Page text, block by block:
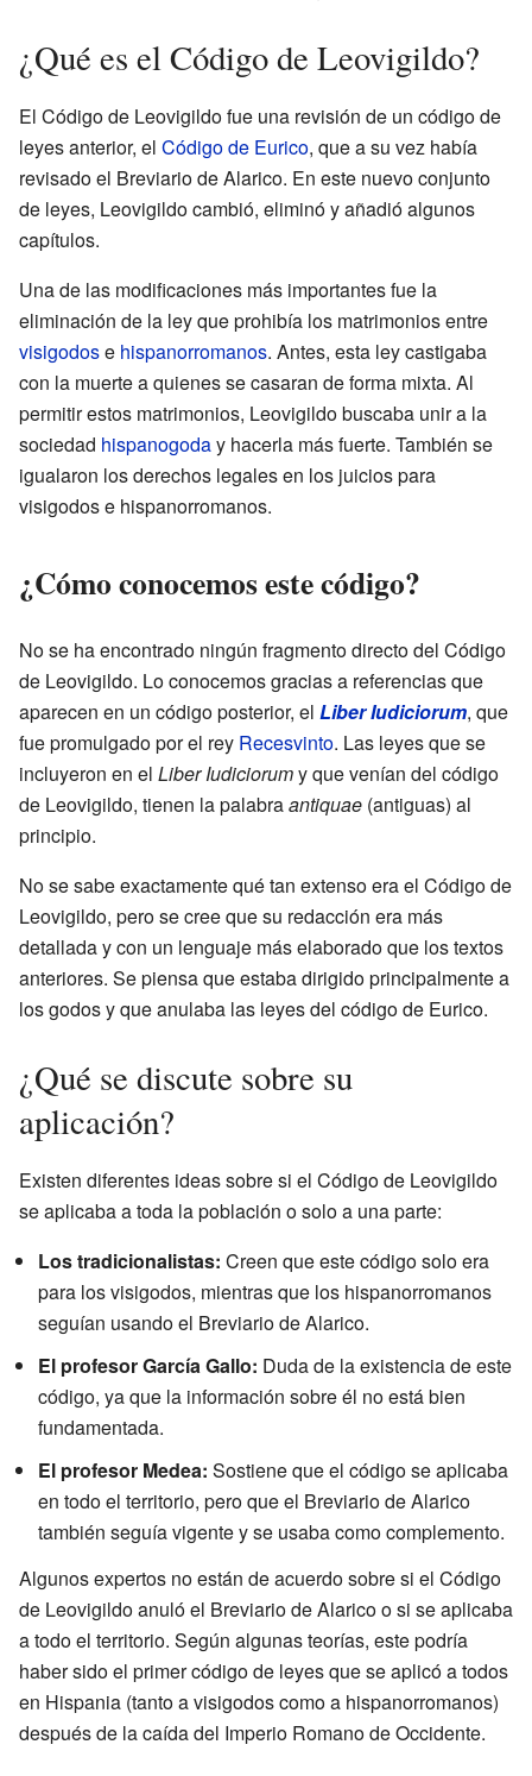
¿Qué es el Código de Leovigildo?
El Código de Leovigildo fue una revisión de un código de
leyes anterior, el Código de Eurico, que a su vez había
revisado el Breviario de Alarico. En este nuevo conjunto
de leyes, Leovigildo cambió, eliminó y añadió algunos
capítulos.
Una de las modificaciones más importantes fue la
eliminación de la ley que prohibía los matrimonios entre
visigodose hispanorromanos. Antes, esta ley castigaba
con la muerte a quienes se casaran de forma mixta. Al
permitir estos matrimonios, Leovigildo buscaba unir a la
sociedad hispanogoday hacerla más fuerte. También se
igualaron los derechos legales en los juicios para
visigodos e hispanorromanos.
¿Cómo conocemos este código?
No se ha encontrado ningún fragmento directo del Código
de Leovigildo. Lo conocemos gracias a referencias que
aparecen en un código posterior, el Liber Iudiciorum, que
fue promulgado por el rey Recesvinto. Las leyes que se
incluyeron en el Liber Iudiciorumy que venían del código
de Leovigildo, tienen la palabraantiquae (antiguas) al
principio.
No se sabe exactamente qué tan extenso era el Código de
Leovigildo, pero se cree que su redacción era más
detallada y con un lenguaje más elaborado que los textos
anteriores. Se piensa que estaba dirigido principalmente a
los godos y que anulaba las leyes del código de Eurico.
¿Qué se discute sobre su
aplicación?
Existen diferentes ideas sobre si el Código de Leovigildo
se aplicaba a toda la población o solo a una parte:
Los tradicionalistas: Creen que este código solo era
para los visigodos, mientras que los hispanorromanos
seguían usando el Breviario de Alarico.
El profesor García Gallo: Duda de la existencia de este
código, ya que la información sobre él no está bien
fundamentada.
El profesor Medea: Sostiene que el código se aplicaba
en todo el territorio, pero que el Breviario de Alarico
también seguía vigente y se usaba como complemento.
Algunos expertos no están de acuerdo sobre si el Código
de Leovigildo anuló el Breviario de Alarico o si se aplicaba
a todo el territorio. Según algunas teorías, este podría
haber sido el primer código de leyes que se aplicó a todos
en Hispania (tanto a visigodos como a hispanorromanos)
después de la caída del Imperio Romano de Occidente.